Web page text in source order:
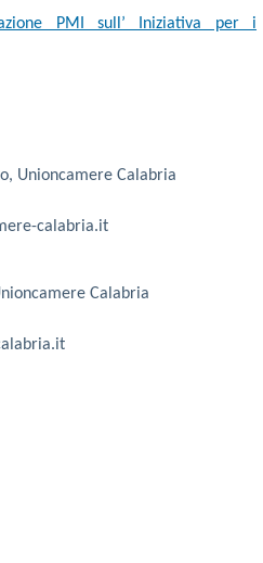
PMI sull’ Iniziativa per i
, Unioncamere Calabria
calabria.it
Calabria